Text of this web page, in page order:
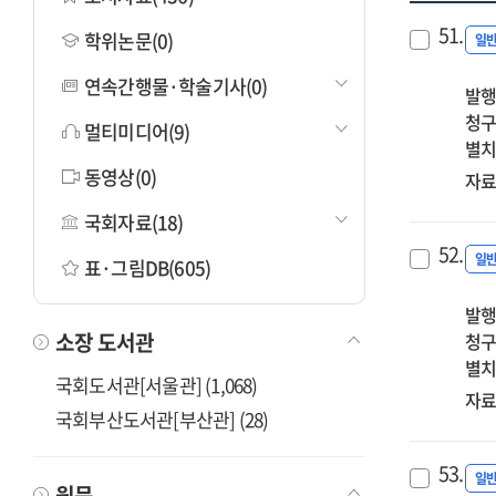
학위논문(0)
연속간행물·학술기사(0)
멀티미디어(9)
동영상(0)
국회자료(18)
표·그림DB(605)
소장 도서관
국회도서관[서울관] (1,068)
국회부산도서관[부산관] (28)
51. 일
발
청
별
자
52. 일
발
청
별
자
53. 일